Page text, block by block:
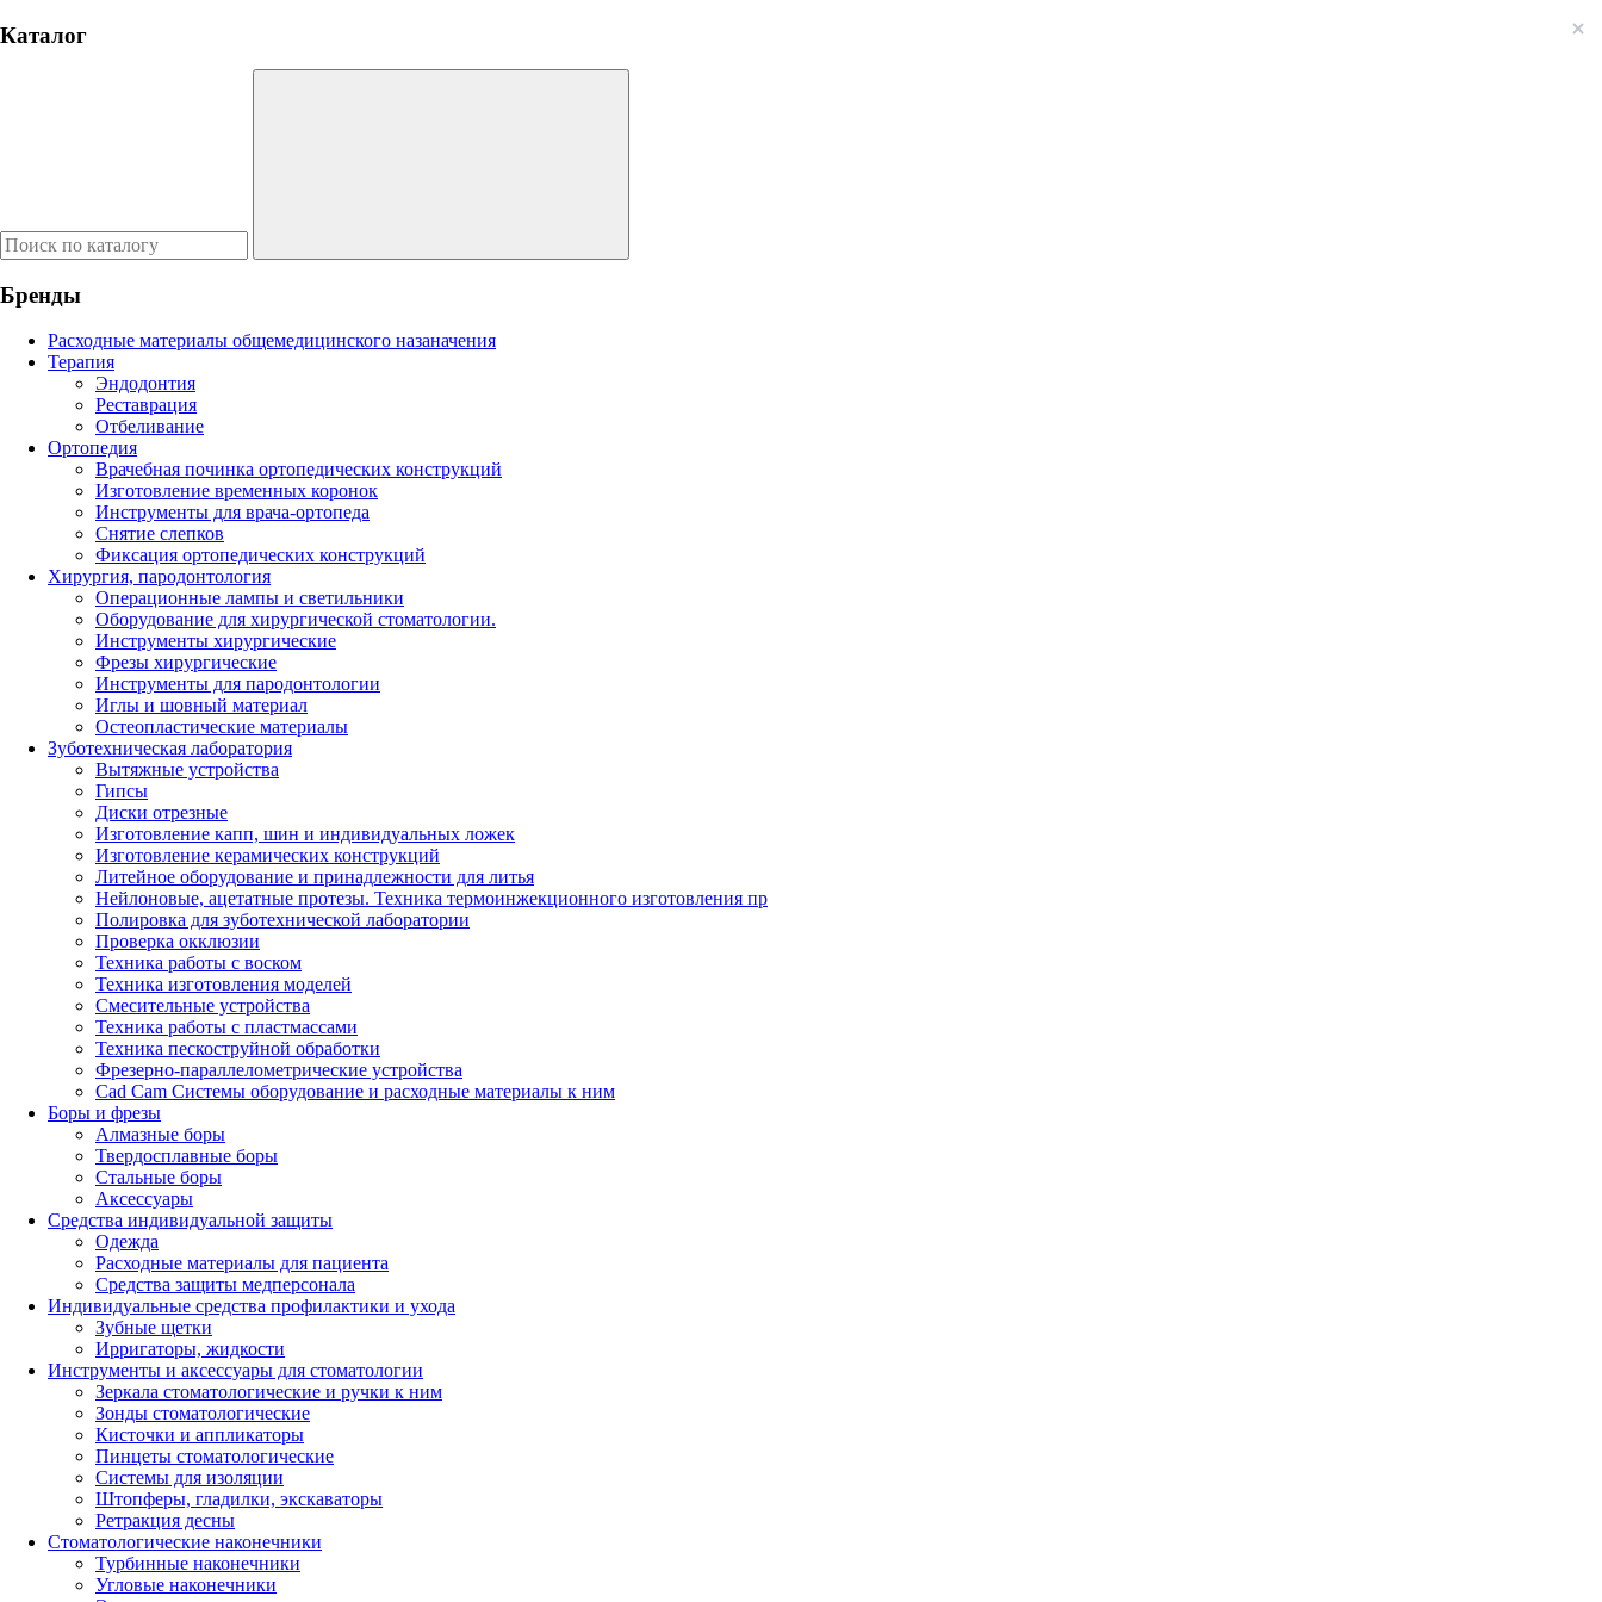
Каталог
Бренды
Расходные материалы общемедицинского назаначения
Терапия
Эндодонтия
Реставрация
Отбеливание
Ортопедия
Врачебная починка ортопедических конструкций
Изготовление временных коронок
Инструменты для врача-ортопеда
Снятие слепков
Фиксация ортопедических конструкций
Хирургия, пародонтология
Операционные лампы и светильники
Оборудование для хирургической стоматологии.
Инструменты хирургические
Фрезы хирургические
Инструменты для пародонтологии
Иглы и шовный материал
Остеопластические материалы
Зуботехническая лаборатория
Вытяжные устройства
Гипсы
Диски отрезные
Изготовление капп, шин и индивидуальных ложек
Изготовление керамических конструкций
Литейное оборудование и принадлежности для литья
Нейлоновые, ацетатные протезы. Техника термоинжекционного изготовления пр
Полировка для зуботехнической лаборатории
Проверка окклюзии
Техника работы с воском
Техника изготовления моделей
Смесительные устройства
Техника работы с пластмассами
Техника пескоструйной обработки
Фрезерно-параллелометрические устройства
Cad Cam Системы оборудование и расходные материалы к ним
Боры и фрезы
Алмазные боры
Твердосплавные боры
Стальные боры
Аксессуары
Средства индивидуальной защиты
Одежда
Расходные материалы для пациента
Средства защиты медперсонала
Индивидуальные средства профилактики и ухода
Зубные щетки
Ирригаторы, жидкости
Инструменты и аксессуары для стоматологии
Зеркала стоматологические и ручки к ним
Зонды стоматологические
Кисточки и аппликаторы
Пинцеты стоматологические
Системы для изоляции
Штопферы, гладилки, экскаваторы
Ретракция десны
Стоматологические наконечники
Турбинные наконечники
Угловые наконечники